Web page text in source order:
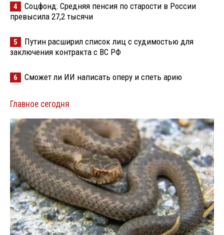
4
Соцфонд: Средняя пенсия по старости в России
превысила 27,2 тысячи
5
Путин расширил список лиц с судимостью для
заключения контракта с ВС РФ
6 Сможет ли ИИ написать оперу и спеть арию
Главное сегодня